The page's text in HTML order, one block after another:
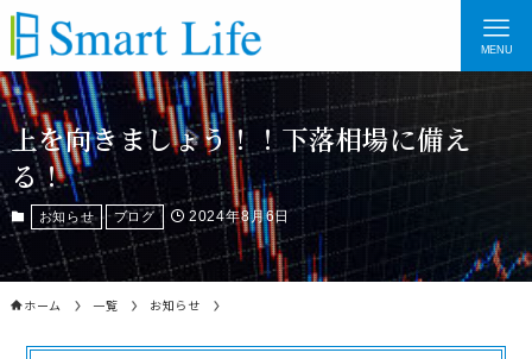
MENU
上を向きましょう！！下落相場に備え
る！
お知らせ ブログ 2024年8月6日
ホーム 一覧 お知らせ